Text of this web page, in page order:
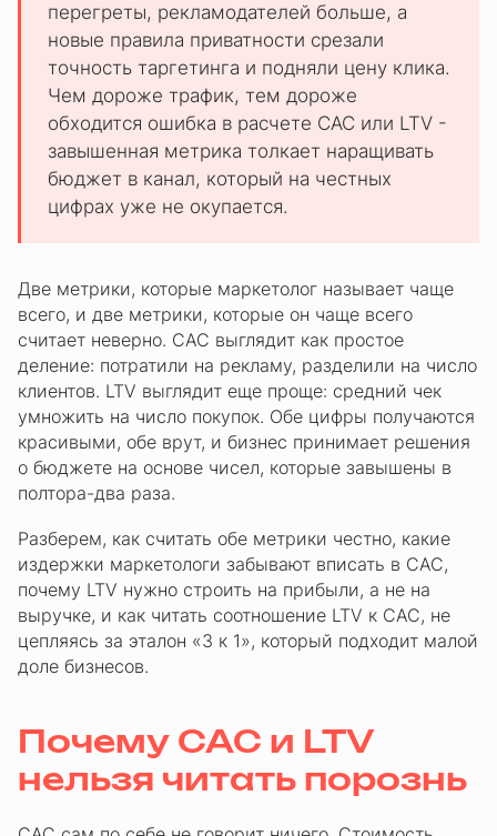
перегреты, рекламодателей больше, а
новые правила приватности срезали
точность таргетинга и подняли цену клика.
Чем дороже трафик, тем дороже
обходится ошибка в расчете CAC или LTV -
завышенная метрика толкает наращивать
бюджет в канал, который на честных
цифрах уже не окупается.
Две метрики, которые маркетолог называет чаще
всего, и две метрики, которые он чаще всего
считает неверно. CAC выглядит как простое
деление: потратили на рекламу, разделили на число
клиентов. LTV выглядит еще проще: средний чек
умножить на число покупок. Обе цифры получаются
красивыми, обе врут, и бизнес принимает решения
о бюджете на основе чисел, которые завышены в
полтора-два раза.
Разберем, как считать обе метрики честно, какие
издержки маркетологи забывают вписать в CAC,
почему LTV нужно строить на прибыли, а не на
выручке, и как читать соотношение LTV к CAC, не
цепляясь за эталон «3 к 1», который подходит малой
доле бизнесов.
Почему CAC и LTV
нельзя читать порознь